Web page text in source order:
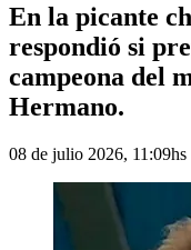
En la picante
respondió si
campeona del
Hermano.
08 de julio 2026, 11:09hs